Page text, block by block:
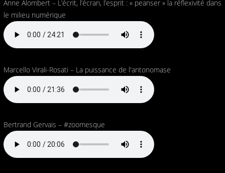
Anne Alombert – L’écrit, l’écran, l’esprit : « peanser » la réflexivité dans
le milieu numérique
Marcello Virali-Rosati – La puissance de l'antonomase
Bertrand Gervais – #zoomesque